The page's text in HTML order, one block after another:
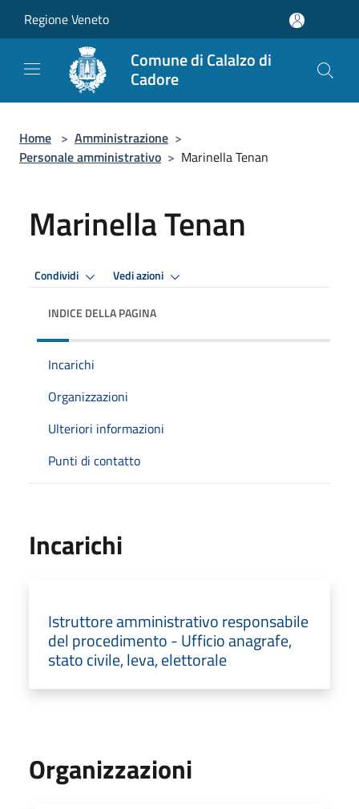
Regione Veneto
Comune di Calalzo di
Cadore
Home > Amministrazione >
Personale amministrativo > Marinella Tenan
Marinella Tenan
Condividi Vedi azioni
INDICE DELLA PAGINA
Incarichi
Organizzazioni
Ulteriori informazioni
Punti di contatto
Incarichi
Istruttore amministrativo responsabile
del procedimento - Ufficio anagrafe,
stato civile, leva, elettorale
Organizzazioni